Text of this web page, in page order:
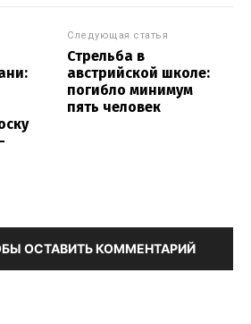
Следующая статья
Стрельба в
австрийской школе:
погибло минимум
пять человек
ОСТАВИТЬ КОММЕНТАРИЙ